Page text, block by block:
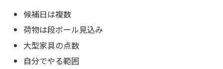
候補日は複数
荷物は段ボール見込み
大型家具の点数
自分でやる範囲